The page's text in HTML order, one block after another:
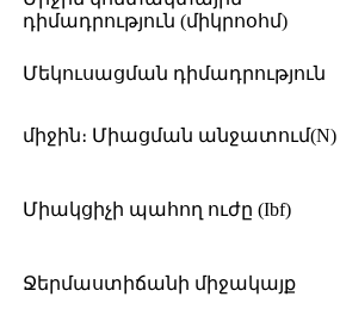
դիմադրություն (միկրոօհմ)
Մեկուսացման դիմադրություն
միջին։ Միացման անջատում(N)
Միակցիչի պահող ուժը (Ibf)
Ջերմաստիճանի միջակայք